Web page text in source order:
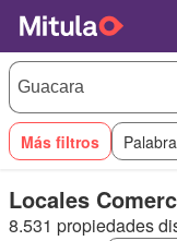
Más filtros
Locales
8.531 propiedades